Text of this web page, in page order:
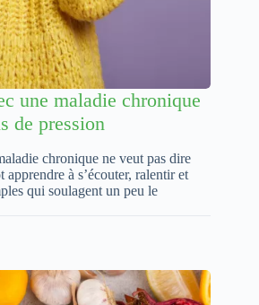
une maladie chronique
de pression
chronique ne veut pas dire
à s’écouter, ralentir et
qui soulagent un peu le